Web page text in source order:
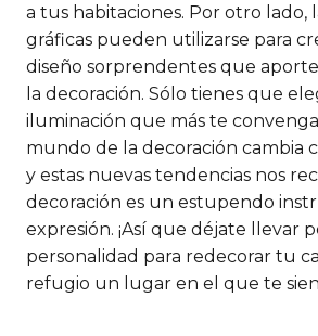
a tus habitaciones. Por otro lado,
gráficas pueden utilizarse para
diseño sorprendentes que
la decoración. Sólo tienes que
iluminación que más te convenga.
mundo de la decoración cambia
y estas nuevas tendencias nos
decoración es un estupendo
expresión. ¡Así que déjate llevar
personalidad para redecorar tu
refugio un lugar en el que te